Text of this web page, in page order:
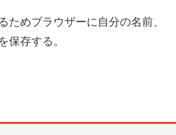
ためブラウザーに自分の名前、
保存する。